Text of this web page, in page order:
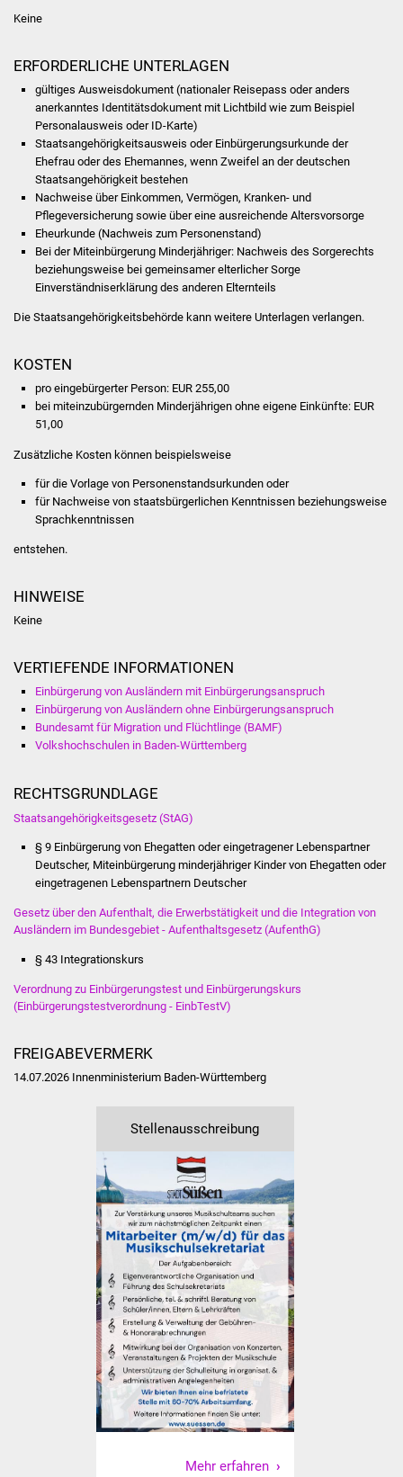
Ärzte und Apotheken
Index
ÖPNV
Bürgerbus (MOBS)
Abfall und Entsorgung
Veranstaltungen
Stadtfest
Ostermarkt
Stadtarchiv
Zehntscheuer
Bürgerhaus
Selbsteintrag Vereine
Beirat Süßener Vereine
Tourismus
Industriekultur
Lebenslagen
Senioren
Stadtseniorenrat
Sommerwochen für
Ältere
Seniorenwohn- und
Pflegeheim
Familien
Familientreff
Keine
ERFORDERLICHE UNTERLAGEN
gültiges Ausweisdokument (nationaler Reisepass oder anders
anerkanntes Identitätsdokument mit Lichtbild wie zum Beispiel
Personalausweis oder ID-Karte)
Staatsangehörigkeitsausweis oder Einbürgerungsurkunde der
Ehefrau oder des Ehemannes, wenn Zweifel an der deutschen
Staatsangehörigkeit bestehen
Nachweise über Einkommen, Vermögen, Kranken- und
Pflegeversicherung sowie über eine ausreichende Altersvorsorge
Eheurkunde (Nachweis zum Personenstand)
Bei der Miteinbürgerung Minderjähriger: Nachweis des Sorgerechts
beziehungsweise bei gemeinsamer elterlicher Sorge
Einverständniserklärung des anderen Elternteils
Die Staatsangehörigkeitsbehörde kann weitere Unterlagen verlangen.
KOSTEN
pro eingebürgerter Person: EUR 255,00
bei miteinzubürgernden Minderjährigen ohne eigene Einkünfte: EUR
51,00
Zusätzliche Kosten können beispielsweise
für die Vorlage von Personenstandsurkunden oder
für Nachweise von staatsbürgerlichen Kenntnissen beziehungsweise
Sprachkenntnissen
entstehen.
HINWEISE
Keine
VERTIEFENDE INFORMATIONEN
Einbürgerung von Ausländern mit Einbürgerungsanspruch
Einbürgerung von Ausländern ohne Einbürgerungsanspruch
Bundesamt für Migration und Flüchtlinge (BAMF)
Volkshochschulen in Baden-Württemberg
RECHTSGRUNDLAGE
Staatsangehörigkeitsgesetz (StAG)
§ 9 Einbürgerung von Ehegatten oder eingetragener Lebenspartner
Deutscher, Miteinbürgerung minderjähriger Kinder von Ehegatten oder
eingetragenen Lebenspartnern Deutscher
Gesetz über den Aufenthalt, die Erwerbstätigkeit und die Integration von
Ausländern im Bundesgebiet - Aufenthaltsgesetz (AufenthG)
§ 43 Integrationskurs
Verordnung zu Einbürgerungstest und Einbürgerungskurs
(Einbürgerungstestverordnung - EinbTestV)
FREIGABEVERMERK
14.07.2026 Innenministerium Baden-Württemberg
Stellenausschreibung
Mehr erfahren